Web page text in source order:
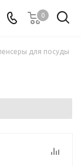
0
для посуды